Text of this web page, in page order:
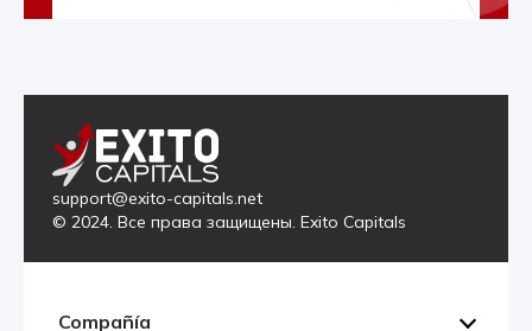
support@exito-capitals.net
© 2024. Все права защищены. Exito Capitals
Compañía